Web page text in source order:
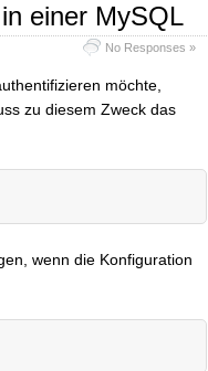
einer MySQL
No Responses »
möchte,
zu diesem Zweck das
wenn die Konfiguration